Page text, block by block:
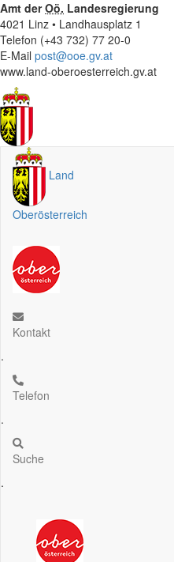
Amt derOö. Landesregierung
4021 Linz • Landhausplatz 1
Telefon (+43 732) 77 20-0
E-Mail post@ooe.gv.at
www.land-oberoesterreich.gv.at
Land
Oberösterreich
Kontakt
.
Telefon
.
Suche
.